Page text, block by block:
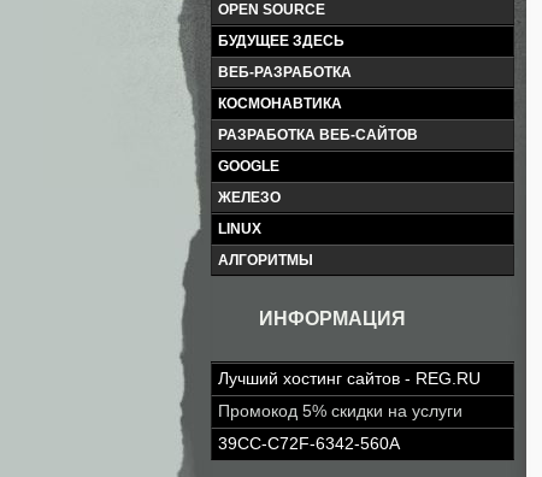
OPEN SOURCE
БУДУЩЕЕ ЗДЕСЬ
ВЕБ-РАЗРАБОТКА
КОСМОНАВТИКА
РАЗРАБОТКА ВЕБ-САЙТОВ
GOOGLE
ЖЕЛЕЗО
LINUX
АЛГОРИТМЫ
ИНФОРМАЦИЯ
Лучший хостинг сайтов - REG.RU
Промокод 5% скидки на услуги
39CC-C72F-6342-560A